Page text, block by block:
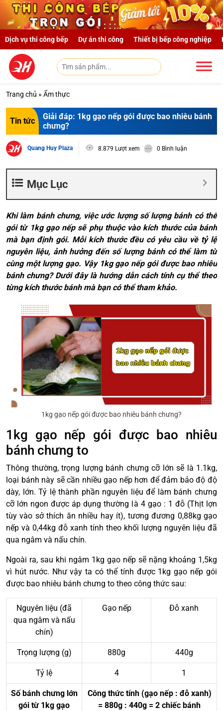
Skip to main content
Dịch vụ thi công bếp Dự án thi công Thiết bị bếp công nghiệp
Trang chủ » Ẩm thực
Tin tức
Giải đáp: 1kg gạo nếp gói được bao nhiêu bánh
chưng?
Quang Huy Plaza 8.879 Lượt xem 0 Bình luận
Mục Lục
Khi làm bánh chưng, việc ước lượng số lượng bánh có thể
gói từ 1kg gạo nếp sẽ phụ thuộc vào kích thước của bánh
mà bạn định gói. Mỗi kích thước đều có yêu cầu về tỷ lệ
nguyên liệu, ảnh hưởng đến số lượng bánh có thể làm từ
cùng một lượng gạo. Vậy 1kg gạo nếp gói được bao nhiêu
bánh chưng? Dưới đây là hướng dẫn cách tính cụ thể theo
từng kích thước bánh mà bạn có thể tham khảo.
1kg gạo nếp gói được bao nhiêu bánh chưng?
1kg gạo nếp gói được bao nhiêu
bánh chưng to
Thông thường, trọng lượng bánh chưng cỡ lớn sẽ là 1.1kg,
loại bánh này sẽ cần nhiều gạo nếp hơn để đảm bảo độ độ
dày, lớn. Tỷ lệ thành phần nguyên liệu để làm bánh chưng
cỡ lớn ngon được áp dụng thường là 4 gạo : 1 đỗ (Thịt lợn
tùy vào sở thích ăn nhiều hay ít), tương đương 0,88kg gạo
nếp và 0,44kg đỗ xanh tính theo khối lượng nguyên liệu đã
qua ngâm và nấu chín.
Ngoài ra, sau khi ngâm 1kg gạo nếp sẽ nặng khoảng 1,5kg
vì hút nước. Như vậy ta có thể tính được 1kg gạo nếp gói
được bao nhiêu bánh chưng to theo công thức sau:
Nguyên liệu (đã
qua ngâm và nấu
chín)
Gạo nếp Đỗ xanh
Trọng lượng (g) 880g 440g
Tỷ lệ 4 1
Số bánh chưng lớn
gói từ 1kg gạo
Công thức tính (gạo nếp : đỗ xanh)
= 880g : 440g = 2 chiếc bánh